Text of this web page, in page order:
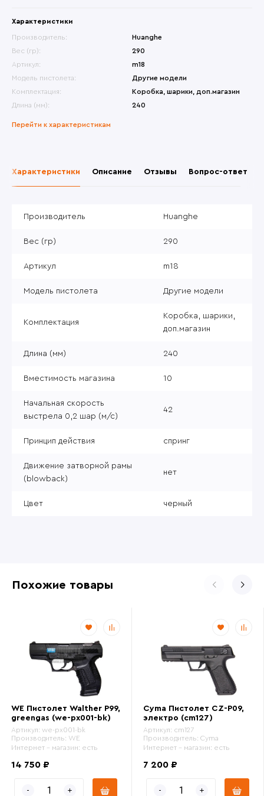
Характеристики
Производитель:
Huanghe
Вес (гр):
290
Артикул:
m18
Модель пистолета:
Другие модели
Комплектация:
Коробка, шарики, доп.магазин
Длина (мм):
240
Перейти к характеристикам
Характеристики Описание Отзывы Вопрос-ответ
Производитель Huanghe
Вес (гр) 290
Артикул m18
Модель пистолета Другие модели
Комплектация
Коробка, шарики,
доп.магазин
Длина (мм) 240
Вместимость магазина 10
Начальная скорость
выстрела 0,2 шар (м/с)
42
Принцип действия спринг
Движение затворной рамы
(blowback)
нет
Цвет черный
Похожие товары
WE Пистолет Walther P99,
greengas (we-px001-bk)
Артикул: we-px001-bk
Производитель: WE
Интернет - магазин: есть
14 750 ₽
Cyma Пистолет CZ-P09,
электро (cm127)
Артикул: cm127
Производитель: Cyma
Интернет - магазин: есть
7 200 ₽